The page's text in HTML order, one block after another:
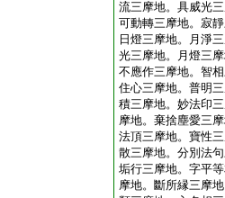
流三摩地。具威光
可動轉三摩地。寂
日燈三摩地。月淨
光三摩地。月燈三
不應作三摩地。智
住心三摩地。普明
積三摩地。妙法印
摩地。棄捨塵愛三
法頂三摩地。寶性
散三摩地。分別法
垢行三摩地。字平
摩地。斷所縁三摩